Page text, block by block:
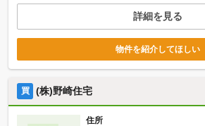
詳細を見る
物件を紹介してほしい
買 (株)野崎住宅
住所